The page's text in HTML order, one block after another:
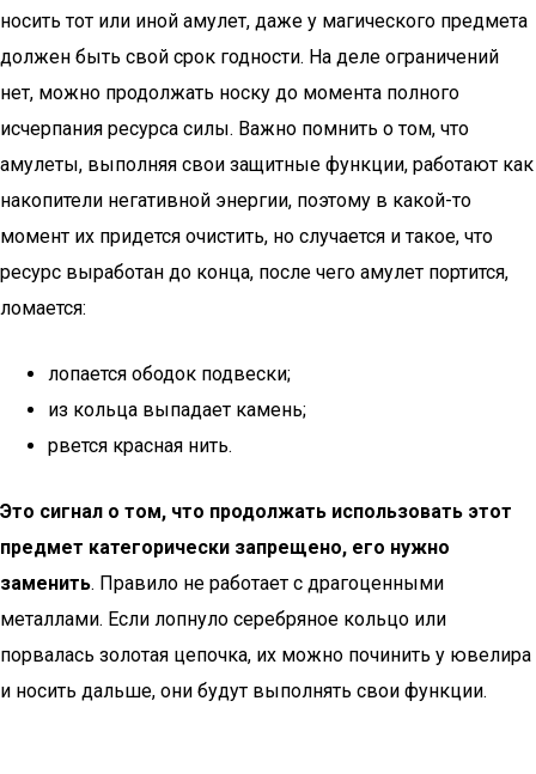
носить тот или иной амулет, даже у магического предмета
должен быть свой срок годности. На деле ограничений
нет, можно продолжать носку до момента полного
исчерпания ресурса силы. Важно помнить о том, что
амулеты, выполняя свои защитные функции, работают как
накопители негативной энергии, поэтому в какой-то
момент их придется очистить, но случается и такое, что
ресурс выработан до конца, после чего амулет портится,
ломается:
лопается ободок подвески;
из кольца выпадает камень;
рвется красная нить.
Это сигнал о том, что продолжать использовать этот
предмет категорически запрещено, его нужно
заменить. Правило не работает с драгоценными
металлами. Если лопнуло серебряное кольцо или
порвалась золотая цепочка, их можно починить у ювелира
и носить дальше, они будут выполнять свои функции.